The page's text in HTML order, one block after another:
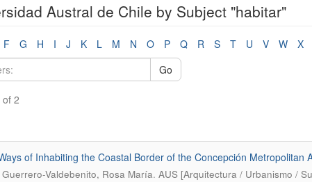
Austral de Chile by Subject "habitar"
F G H I J K L M N O P Q R S T U V W X
Go
2
of Inhabiting the Coastal Border of the Concepción Metropolitan
Valdebenito, Rosa María. AUS [Arquitectura / Urbanismo /